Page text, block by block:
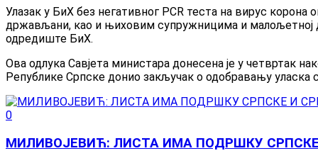
Улазак у БиХ без негативног PCR теста на вирус
држављани, као и њиховим супружницима и малољетној
одредиште БиХ.
Ова одлука Савјета министара донесена је у четвртак
Републике Српске донио закључак о одобравању
0
МИЛИВОЈЕВИЋ: ЛИСТА ИМА ПОДРШКУ